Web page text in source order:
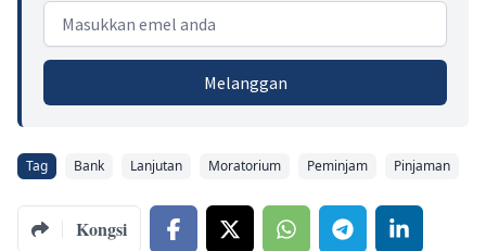
Email address
Melanggan
Tag Bank Lanjutan Moratorium Peminjam Pinjaman
Kongsi